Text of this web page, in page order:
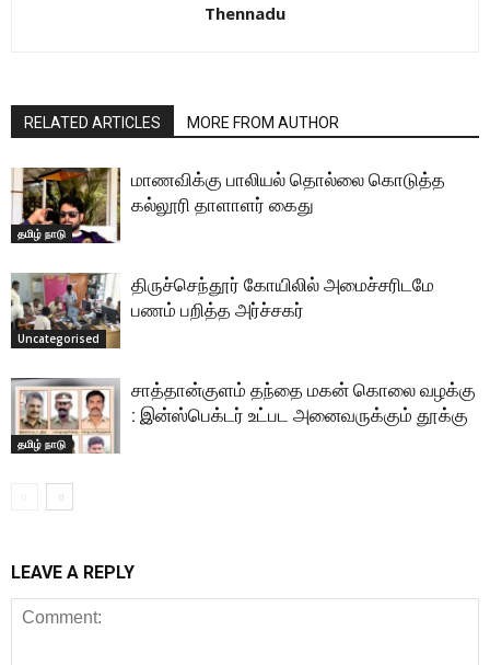
Thennadu
RELATED ARTICLES MORE FROM AUTHOR
தமிழ் நாடு
மாணவிக்கு பாலியல் தொல்லை கொடுத்த
கல்லூரி தாளாளர் கைது
Uncategorised
திருச்செந்தூர் கோயிலில் அமைச்சரிடமே
பணம் பறித்த அர்ச்சகர்
தமிழ் நாடு
சாத்தான்குளம் தந்தை மகன் கொலை வழக்கு
: இன்ஸ்பெக்டர் உட்பட அனைவருக்கும் தூக்கு
LEAVE A REPLY